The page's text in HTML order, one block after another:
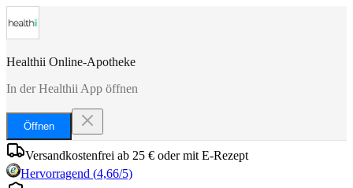
Healthii Online-Apotheke
In der Healthii App öffnen
Öffnen
Versandkostenfrei ab 25 € oder mit E-Rezept
Hervorragend (4,66/5)